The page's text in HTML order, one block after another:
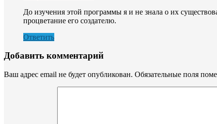
До изучения этой программы я и не знала о их
процветание его создателю.
Ответить
Добавить комментарий
Ваш адрес email не будет опубликован. Обязательные поля